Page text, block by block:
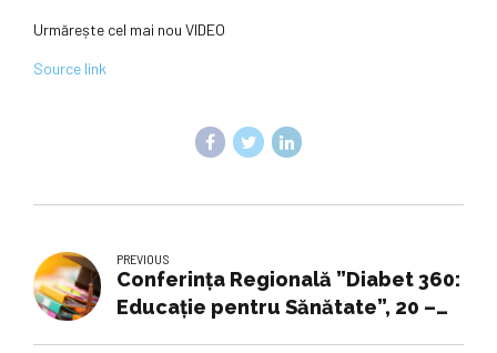
Urmărește cel mai nou VIDEO
Source link
PREVIOUS
Conferința Regională ”Diabet 360:
Educație pentru Sănătate”, 20 –